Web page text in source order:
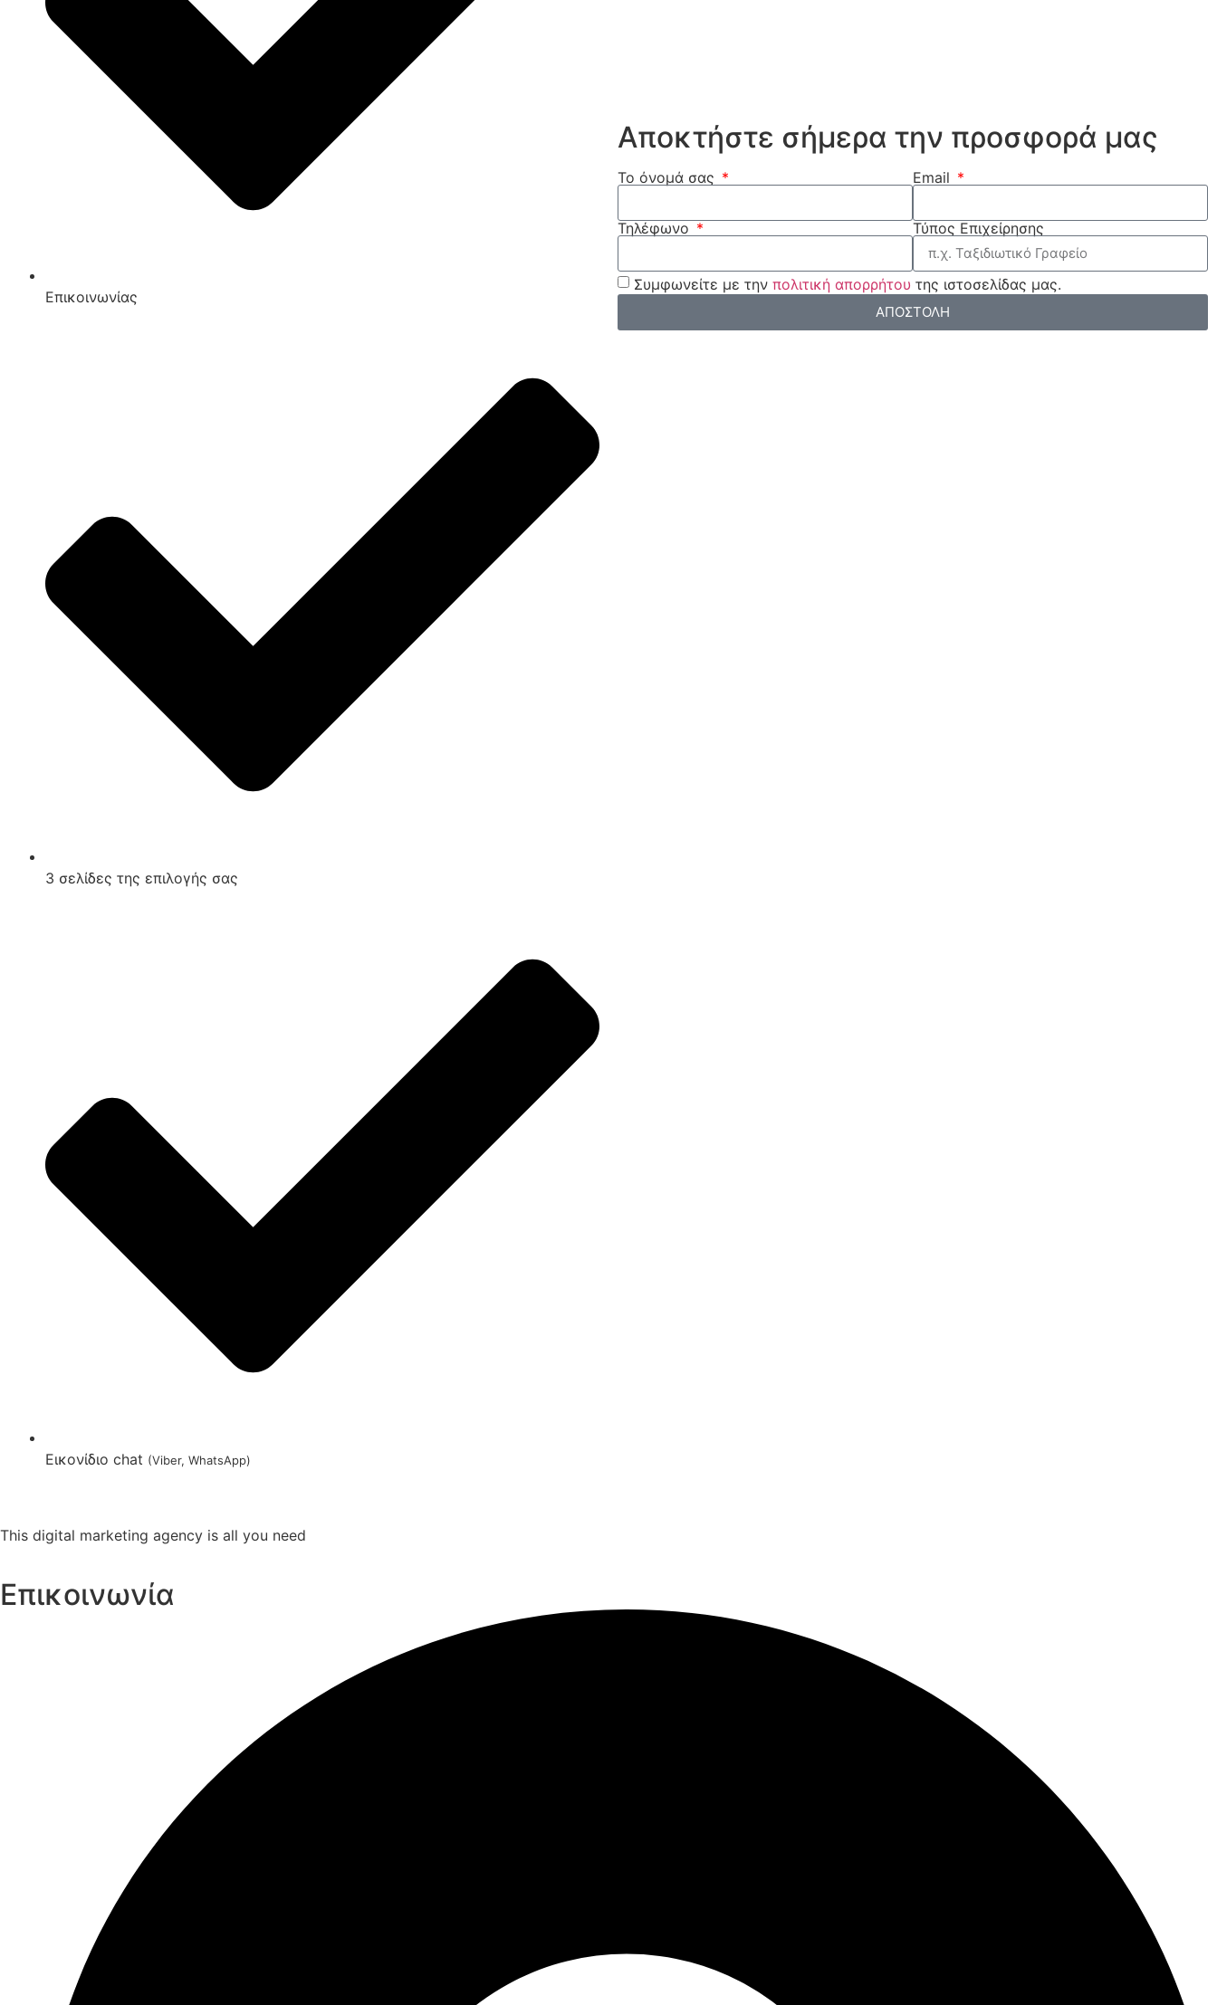
Επικοινωνίας
3 σελίδες της επιλογής σας
Εικονίδιο chat (Viber, WhatsApp)
Αποκτήστε σήμερα την προσφορά μας
Το όνομά σας Email
Τηλέφωνο Τύπος Επιχείρησης
Συμφωνείτε με την πολιτική απορρήτου της ιστοσελίδας μας.
ΑΠΟΣΤΟΛΗ
This digital marketing agency is all you need
Επικοινωνία